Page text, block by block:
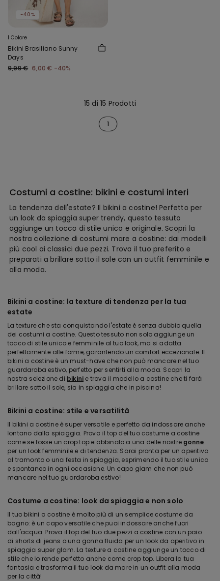
-40%
1 Colore
Bikini Brasiliano Sunny
Days
9,99 € 6,00 € -40%
15 di 15 Prodotti
1
Costumi a costine: bikini e costumi interi
La tendenza dell'estate? Il bikini a costine! Perfetto per
un look da spiaggia super trendy, questo tessuto
aggiunge un tocco di stile unico e originale. Scopri la
nostra collezione di costumi mare a costine: dai modelli
più cool ai classici due pezzi. Trova il tuo preferito e
preparati a brillare sotto il sole con un outfit femminile e
alla moda.
Bikini a costine: la texture di tendenza per la tua
estate
La texture che sta conquistando l'estate è senza dubbio quella
dei costumi a costine. Questo tessuto non solo aggiunge un
tocco di stile unico e femminile al tuo look, ma si adatta
perfettamente alle forme, garantendo un comfort eccezionale. Il
bikini a costine è un must-have che non può mancare nel tuo
guardaroba estivo, perfetto per sentirti alla moda. Scopri la
nostra selezione di bikini e trova il modello a costine che ti farà
brillare sotto il sole, sia in spiaggia che in piscina!
Bikini a costine: stile e versatilità
Il bikini a costine è super versatile e perfetto da indossare anche
lontano dalla spiaggia. Prova il top del tuo costume a costine
come se fosse un crop top e abbinalo a una delle nostre gonne
per un look femminile e di tendenza. Sarai pronta per un aperitivo
al tramonto o una festa in spiaggia, esprimendo il tuo stile unico
e spontaneo in ogni occasione. Un capo glam che non può
mancare nel tuo guardaroba estivo!
Costume a costine: look da spiaggia e non solo
Il tuo bikini a costine è molto più di un semplice costume da
bagno: è un capo versatile che puoi indossare anche fuori
dall'acqua. Prova il top del tuo due pezzi a costine con un paio
di shorts di jeans o una gonna fluida per un look da aperitivo in
spiaggia super glam. La texture a costine aggiunge un tocco di
stile che lo rende perfetto anche come crop top. Libera la tua
fantasia e trasforma il tuo look da mare in un outfit alla moda
per la città!